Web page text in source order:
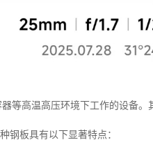
等高温高压环境下工作的设备
钢板具有以下显著特点：